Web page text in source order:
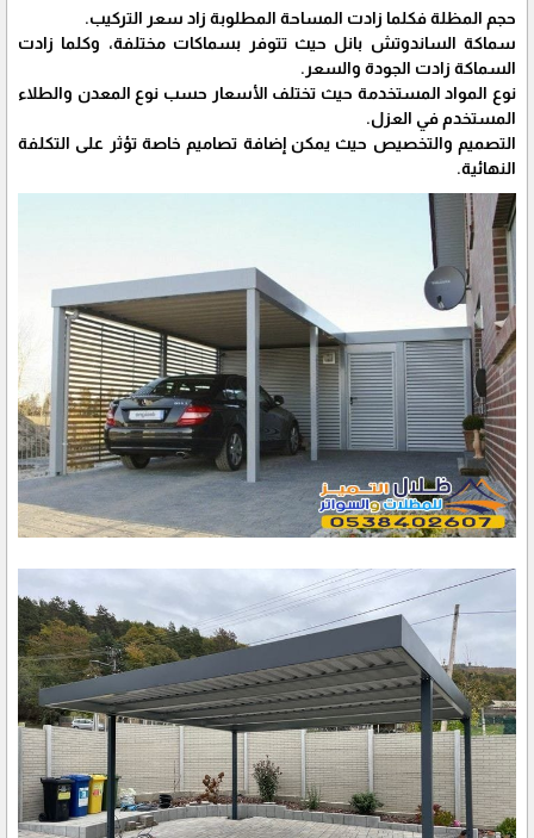
حجم المظلة فكلما زادت المساحة المطلوبة زاد سعر التركيب.
سماكة الساندوتش بانل حيث تتوفر بسماكات مختلفة، وكلما زادت
السماكة زادت الجودة والسعر.
نوع المواد المستخدمة حيث تختلف الأسعار حسب نوع المعدن والطلاء
المستخدم في العزل.
التصميم والتخصيص حيث يمكن إضافة تصاميم خاصة تؤثر على التكلفة
النهائية.